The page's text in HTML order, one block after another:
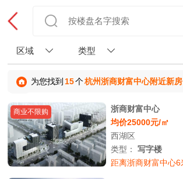
区域 类型
为您找到 15个杭州浙商财富中心附近新房
商业不限购
浙商财富中心
均价25000元/㎡
西湖区
类型：写字楼
距离浙商财富中心6